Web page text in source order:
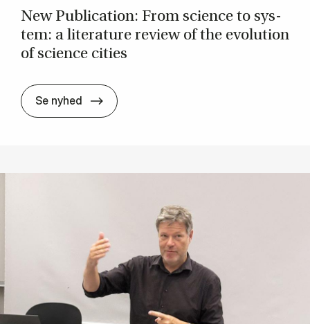
New Pub­lic­a­tion: From sci­ence to sys­
tem: a lit­er­at­ure re­view of the evol­u­tion
of sci­ence cit­ies
Se nyhed New Pub­lic­a­tion: From sci­ence to